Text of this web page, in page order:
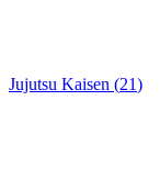
Jujutsu Kaisen (21)